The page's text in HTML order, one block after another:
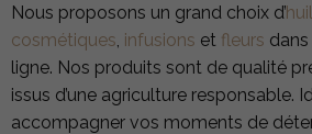
Nous proposons un grand choix d’
cosmétiques infusions et fleurs
ligne. Nos produits sont de qualité
issus d’une agriculture responsable.
accompagner vos moments de